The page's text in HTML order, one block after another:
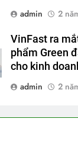
admin
2
VinFast ra
phẩm Green
cho kinh
admin
2